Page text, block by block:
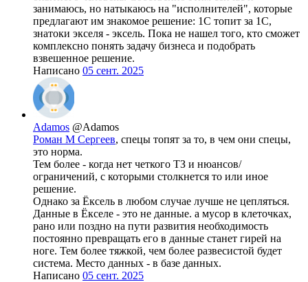
занимаюсь, но натыкаюсь на "исполнителей", которые
предлагают им знакомое решение: 1С топит за 1С,
знатоки экселя - эксель. Пока не нашел того, кто сможет
комплексно понять задачу бизнеса и подобрать
взвешенное решение.
Написано 05 сент. 2025
Adamos @Adamos
Роман М Сергеев, спецы топят за то, в чем они спецы,
это норма.
Тем более - когда нет четкого ТЗ и нюансов/
ограничений, с которыми столкнется то или иное
решение.
Однако за Ёксель в любом случае лучше не цепляться.
Данные в Ёкселе - это не данные. а мусор в клеточках,
рано или поздно на пути развития необходимость
постоянно превращать его в данные станет гирей на
ноге. Тем более тяжкой, чем более развесистой будет
система. Место данных - в базе данных.
Написано 05 сент. 2025